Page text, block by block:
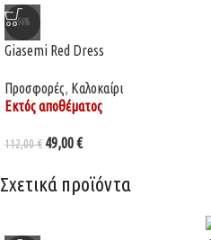
-56%
Giasemi Red Dress
Προσφορές, Καλοκαίρι
Εκτός αποθέματος
112,00€ 49,00€
Σχετικά προϊόντα